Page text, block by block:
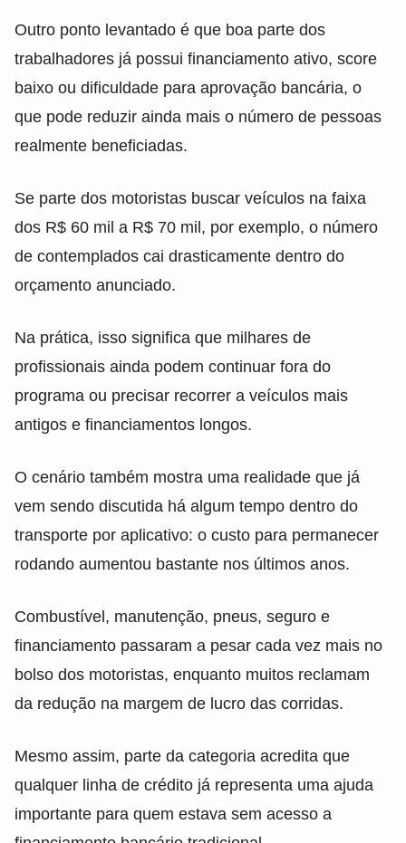
Outro ponto levantado é que boa parte dos
trabalhadores já possui financiamento ativo, score
baixo ou dificuldade para aprovação bancária, o
que pode reduzir ainda mais o número de pessoas
realmente beneficiadas.
Se parte dos motoristas buscar veículos na faixa
dos R$ 60 mil a R$ 70 mil, por exemplo, o número
de contemplados cai drasticamente dentro do
orçamento anunciado.
Na prática, isso significa que milhares de
profissionais ainda podem continuar fora do
programa ou precisar recorrer a veículos mais
antigos e financiamentos longos.
O cenário também mostra uma realidade que já
vem sendo discutida há algum tempo dentro do
transporte por aplicativo: o custo para permanecer
rodando aumentou bastante nos últimos anos.
Combustível, manutenção, pneus, seguro e
financiamento passaram a pesar cada vez mais no
bolso dos motoristas, enquanto muitos reclamam
da redução na margem de lucro das corridas.
Mesmo assim, parte da categoria acredita que
qualquer linha de crédito já representa uma ajuda
importante para quem estava sem acesso a